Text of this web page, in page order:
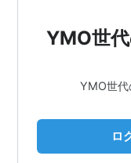
YMO世
YMO世代
ロ